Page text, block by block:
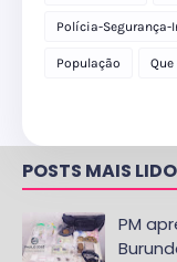
Polícia-
delegacia
População
POSTS MAIS
PM